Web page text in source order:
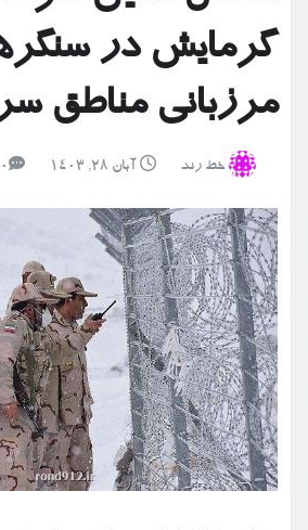
گرمایش در
مرزبانی مناطق
خط رند آبان ۲۸, ۱۴۰۳ 0